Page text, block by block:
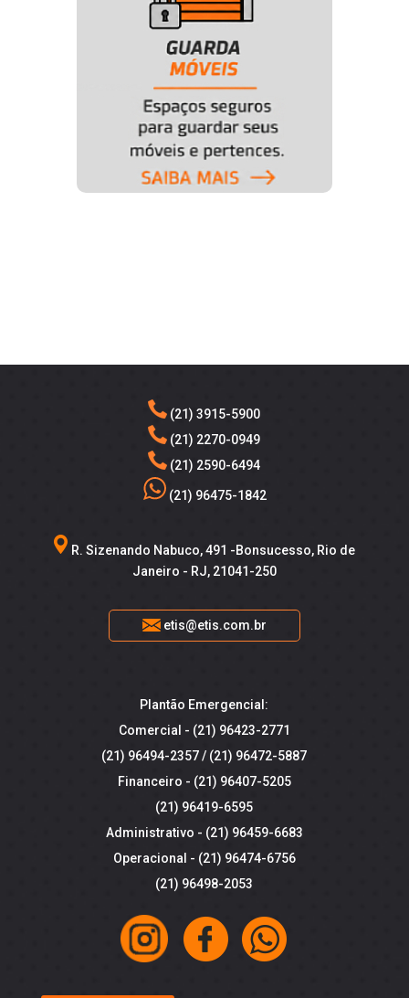
(21) 3915-5900
(21) 2270-0949
(21) 2590-6494
(21) 96475-1842
R. Sizenando Nabuco, 491 -Bonsucesso, Rio de
Janeiro - RJ, 21041-250
etis@etis.com.br
Plantão Emergencial:
Comercial - (21) 96423-2771
(21) 96494-2357/ (21) 96472-5887
Financeiro - (21) 96407-5205
(21) 96419-6595
Administrativo - (21) 96459-6683
Operacional - (21) 96474-6756
(21) 96498-2053